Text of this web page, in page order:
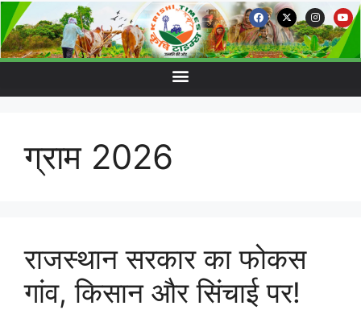
ग्राम 2026
राजस्थान सरकार का फोकस
गांव, किसान और सिंचाई पर!